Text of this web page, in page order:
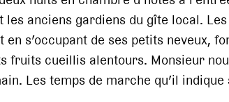
anciens gardiens du gîte local.
en s’occupant de ses petits neveux,
fruits cueillis alentours. Monsieur
Les temps de marche qu’il